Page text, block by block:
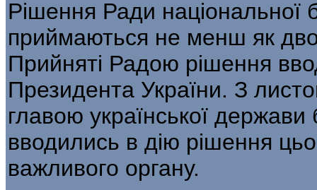
Рішення Ради національної
приймаються не менш як
Прийняті Радою рішення
Президента України. З
главою української
вводились в дію рішення
важливого органу.